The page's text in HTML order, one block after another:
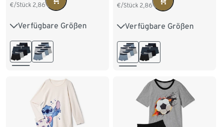
€/Stück 2,86
Verfügbare Größen
122/128 134/140
146/152
€/Stück 2,86
Verfügbare Größen
122/128 134/140
146/152